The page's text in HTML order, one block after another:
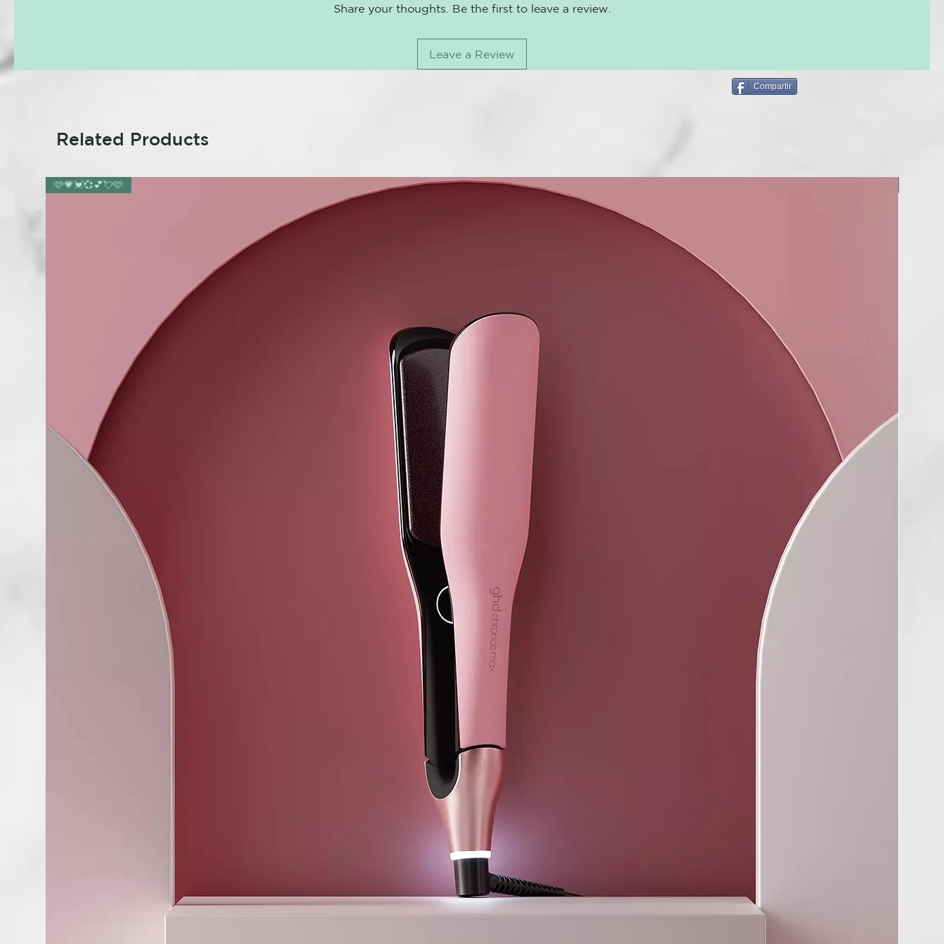
Share your thoughts. Be the first to leave a review.
Leave a Review
Compartir
Related Products
🩷💗💓💞💕💘🩷